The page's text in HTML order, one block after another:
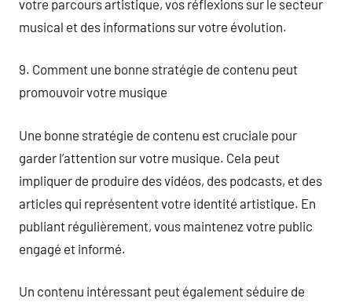
votre parcours artistique, vos réflexions sur le secteur
musical et des informations sur votre évolution.
9. Comment une bonne stratégie de contenu peut
promouvoir votre musique
Une bonne stratégie de contenu est cruciale pour
garder l’attention sur votre musique. Cela peut
impliquer de produire des vidéos, des podcasts, et des
articles qui représentent votre identité artistique. En
publiant régulièrement, vous maintenez votre public
engagé et informé.
Un contenu intéressant peut également séduire de